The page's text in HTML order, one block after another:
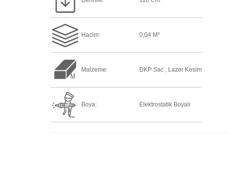
Hacim: 0,04 M³
Malzeme: DKP Sac , Lazer Kesim
Boya: Elektrostatik Boyalı